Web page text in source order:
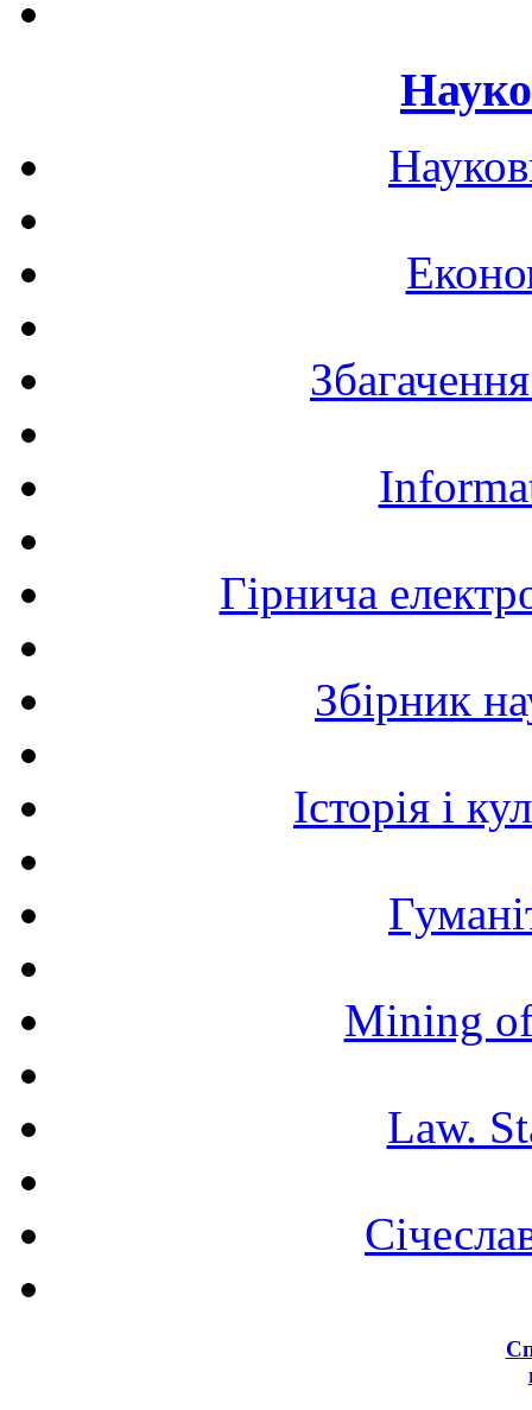
Гірнича
Збірник
Історія і
Mining
Law.